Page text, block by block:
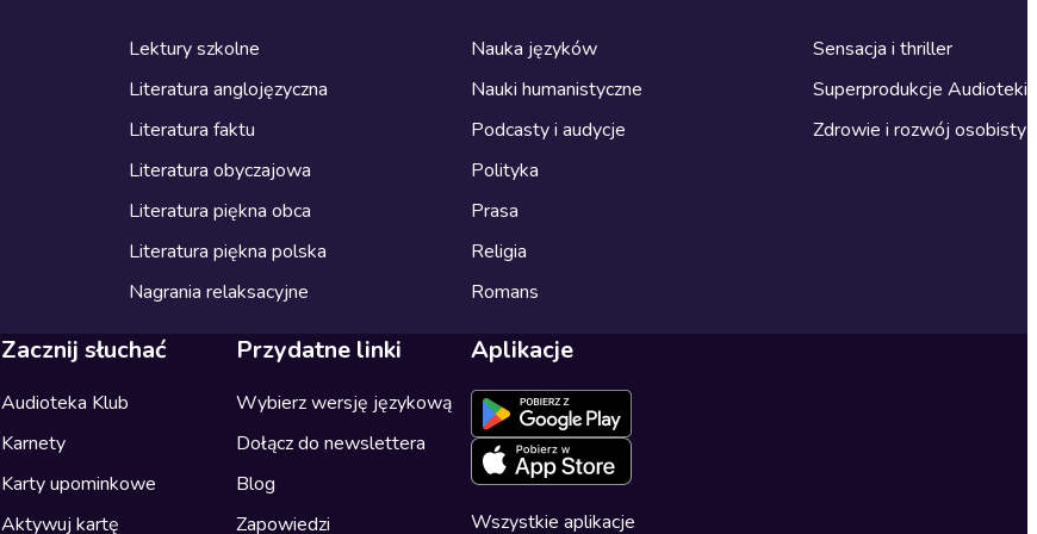
Lektury szkolne
Literatura anglojęzyczna
Literatura faktu
Literatura obyczajowa
Literatura piękna obca
Literatura piękna polska
Nagrania relaksacyjne
Nauka języków
Nauki humanistyczne
Podcasty i audycje
Polityka
Prasa
Religia
Romans
Sensacja i thriller
Superprodukcje Audioteki
Zdrowie i rozwój osobisty
Zacznij słuchać
Audioteka Klub
Karnety
Karty upominkowe
Aktywuj kartę
Przydatne linki
Wybierz wersję językową
Dołącz do newslettera
Blog
Zapowiedzi
Aplikacje
Wszystkie aplikacje